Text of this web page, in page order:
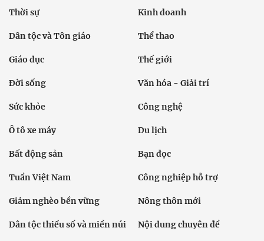
Thời sự Kinh doanh
Dân tộc và Tôn giáo Thể thao
Giáo dục Thế giới
Đời sống Văn hóa - Giải trí
Sức khỏe Công nghệ
Ô tô xe máy Du lịch
Bất động sản Bạn đọc
Tuần Việt Nam Công nghiệp hỗ trợ
Giảm nghèo bền vững Nông thôn mới
Dân tộc thiểu số và miền núi Nội dung chuyên đề